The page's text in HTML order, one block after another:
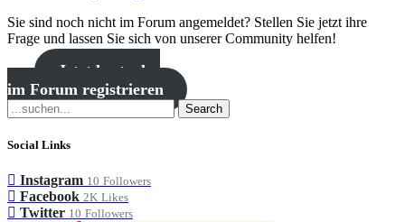
Sie sind noch nicht im Forum angemeldet? Stellen Sie jetzt ihre
Frage und lassen Sie sich von unserer Community helfen!
Jetzt kostenlos
im Forum registrieren
Search
Social Links
Instagram 10 Followers
Facebook 2K Likes
Twitter 10 Followers